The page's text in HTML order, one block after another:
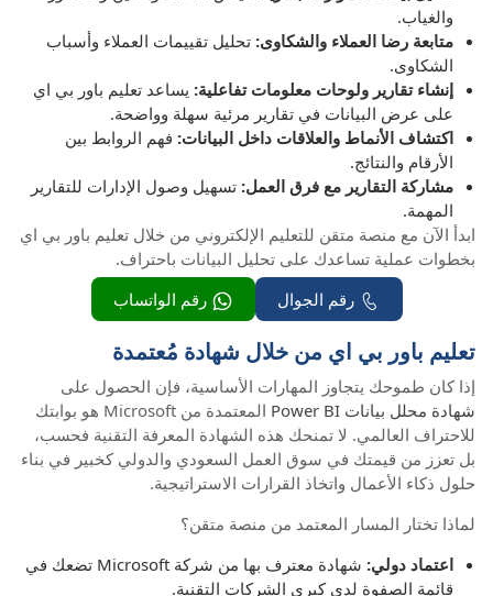
والغياب.
متابعة رضا العملاء والشكاوى: تحليل تقييمات العملاء وأسباب
الشكاوى.
إنشاء تقارير ولوحات معلومات تفاعلية: يساعد تعليم باور بي اي
على عرض البيانات في تقارير مرئية سهلة وواضحة.
اكتشاف الأنماط والعلاقات داخل البيانات: فهم الروابط بين
الأرقام والنتائج.
مشاركة التقارير مع فرق العمل: تسهيل وصول الإدارات للتقارير
المهمة.
ابدأ الآن مع منصة متقن للتعليم الإلكتروني من خلال تعليم باور بي اي
بخطوات عملية تساعدك على تحليل البيانات باحتراف.
رقم الجوال
رقم الواتساب
تعليم باور بي اي من خلال شهادة مُعتمدة
إذا كان طموحك يتجاوز المهارات الأساسية، فإن الحصول على
شهادة محلل بيانات Power BI
المعتمدة من Microsoft هو بوابتك
للاحتراف العالمي. لا تمنحك هذه الشهادة المعرفة التقنية فحسب،
بل تعزز من قيمتك في سوق العمل السعودي والدولي كخبير في بناء
حلول ذكاء الأعمال واتخاذ القرارات الاستراتيجية.
لماذا تختار المسار المعتمد من منصة متقن؟
اعتماد دولي:
شهادة معترف بها من شركة Microsoft تضعك في
قائمة الصفوة لدى كبرى الشركات التقنية.